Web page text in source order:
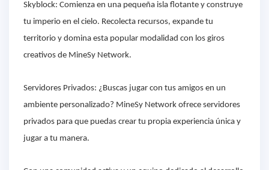
Skyblock: Comienza en una pequeña isla flotante y construye
tu imperio en el cielo. Recolecta recursos, expande tu
territorio y domina esta popular modalidad con los giros
creativos de MineSy Network.
Servidores Privados: ¿Buscas jugar con tus amigos en un
ambiente personalizado? MineSy Network ofrece servidores
privados para que puedas crear tu propia experiencia única y
jugar a tu manera.